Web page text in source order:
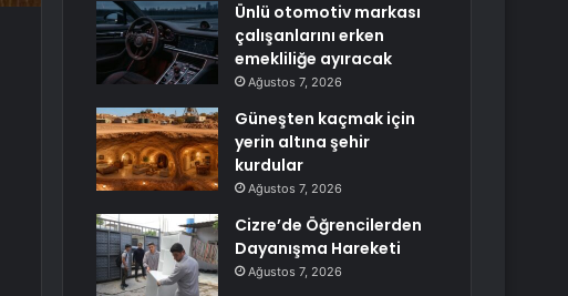
Ünlü otomotiv markası
çalışanlarını erken
emekliliğe ayıracak
Ağustos 7, 2026
Güneşten kaçmak için
yerin altına şehir
kurdular
Ağustos 7, 2026
Cizre’de Öğrencilerden
Dayanışma Hareketi
Ağustos 7, 2026